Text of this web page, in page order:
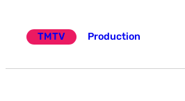
TMTV
Production